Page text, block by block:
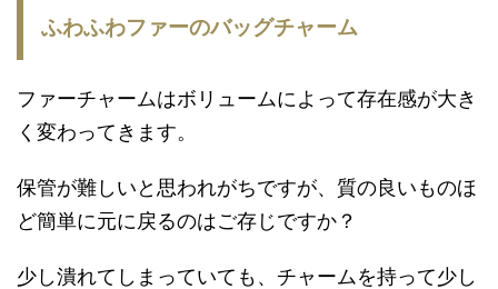
ふわふわファーのバッグチャーム
ファーチャームはボリュームによって存在感が大き
く変わってきます。
保管が難しいと思われがちですが、質の良いものほ
ど簡単に元に戻るのはご存じですか？
少し潰れてしまっていても、チャームを持って少し